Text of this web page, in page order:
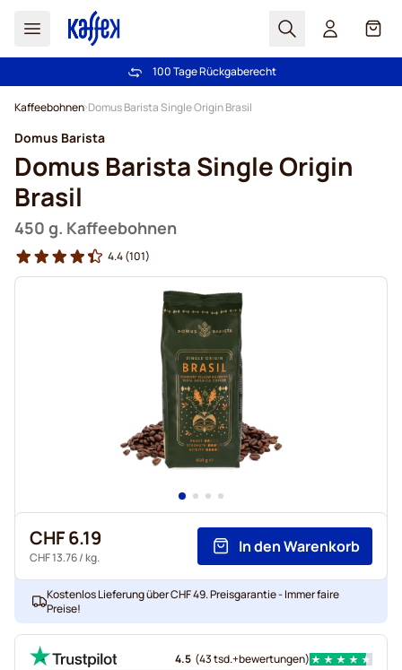
Suchen Cart
Kostenlos Lieferung über CHF 49
100 Tage Rückgaberecht
Kaffeebohnen Domus Barista Single Origin Brasil
Domus Barista
Domus Barista Single Origin
Brasil
450 g. Kaffeebohnen
4.4(101)
CHF 6.19
CHF 13.76/ kg.
In den Warenkorb
Kostenlos Lieferung über CHF 49. Preisgarantie - Immer faire
Preise!
4.5 (43 tsd.+bewertungen)